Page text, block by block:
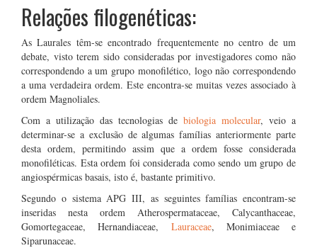
Relações filogenéticas:
As Laurales têm-se encontrado frequentemente no centro de um
debate, visto terem sido consideradas por investigadores como não
correspondendo a um grupo monofilético, logo não correspondendo
a uma verdadeira ordem. Este encontra-se muitas vezes associado à
ordem Magnoliales.
Com a utilização das tecnologias de biologia molecular, veio a
determinar-se a exclusão de algumas famílias anteriormente parte
desta ordem, permitindo assim que a ordem fosse considerada
monofiléticas. Esta ordem foi considerada como sendo um grupo de
angiospérmicas basais, isto é, bastante primitivo.
Segundo o sistema APG III, as seguintes famílias encontram-se
inseridas nesta ordem Atherospermataceae, Calycanthaceae,
Gomortegaceae, Hernandiaceae, Lauraceae, Monimiaceae e
Siparunaceae.